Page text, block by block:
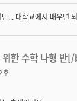
... 대학교에서 배우면
한 수학 나형 반
후